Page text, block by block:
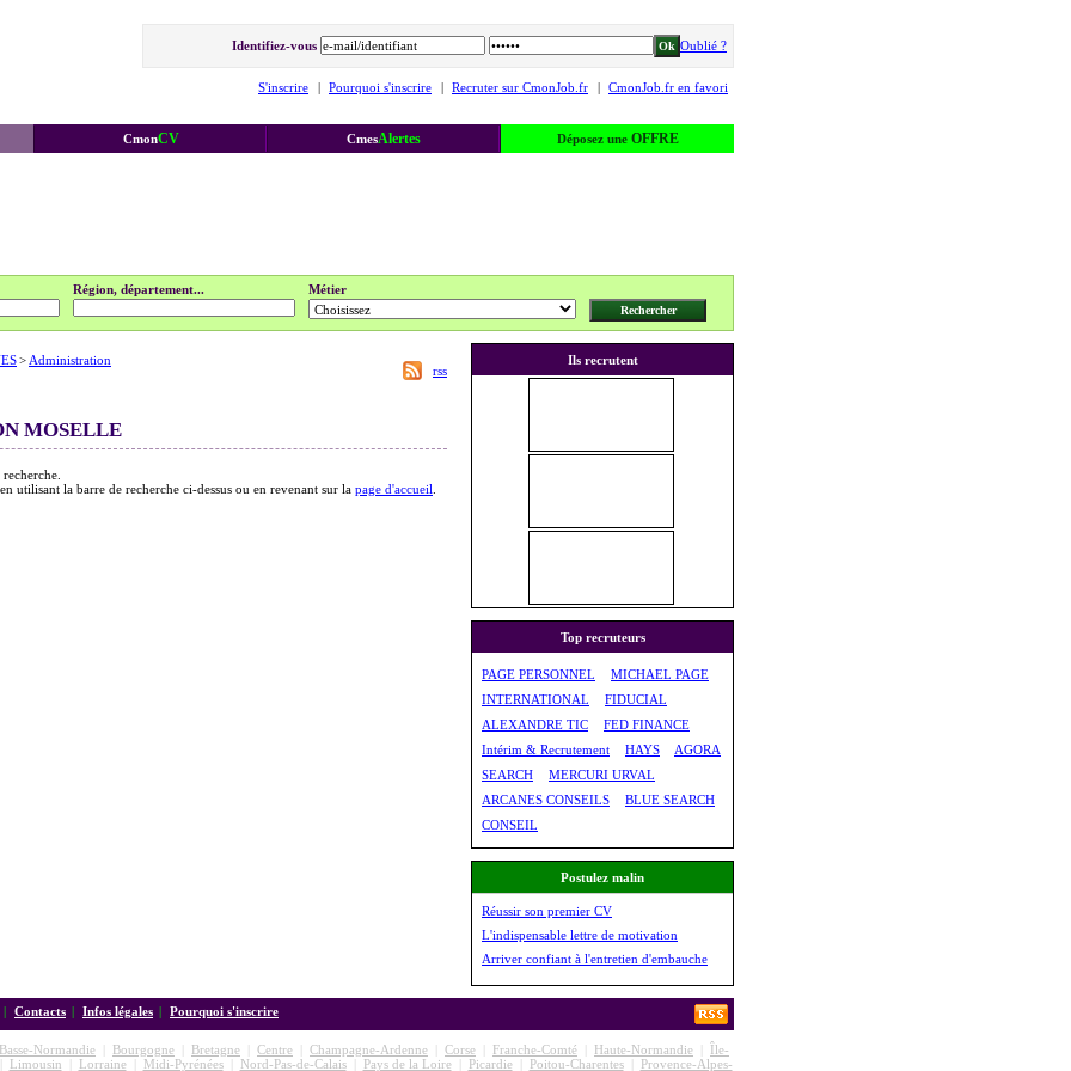
Identifiez-vous Oublié ?
S'inscrire | Pourquoi s'inscrire | Recruter sur CmonJob.fr | CmonJob.fr en favori
CmonCV CmesAlertes Déposez une OFFRE
Région, département... Métier
rss
> Administration
MOSELLE
utilisant la barre de recherche ci-dessus ou en revenant sur la page d'accueil
Ils recrutent
Top recruteurs
PAGE PERSONNEL
MICHAEL PAGE
INTERNATIONAL
FIDUCIAL
ALEXANDRE TIC
FED FINANCE
Intérim & Recrutement
HAYS
AGORA
SEARCH
MERCURI URVAL
ARCANES CONSEILS
BLUE SEARCH
CONSEIL
Postulez malin
Réussir son premier CV
L'indispensable lettre de motivation
Arriver confiant à l'entretien d'embauche
| Contacts | Infos légales | Pourquoi s'inscrire
Basse-Normandie Bourgogne Bretagne Centre Champagne-Ardenne Corse Franche-Comté Haute-Normandie
Île-
Limousin Lorraine| Midi-Pyrénées| Nord-Pas-de-Calais| Pays de la Loire| Picardie| Poitou-Charentes| Provence-Alpes-